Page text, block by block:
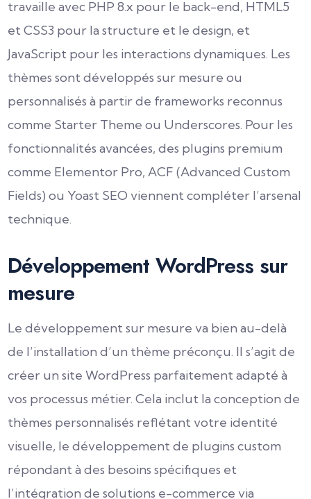
travaille avec PHP 8.x pour le back-end, HTML5
et CSS3 pour la structure et le design, et
JavaScript pour les interactions dynamiques. Les
thèmes sont développés sur mesure ou
personnalisés à partir de frameworks reconnus
comme Starter Theme ou Underscores. Pour les
fonctionnalités avancées, des plugins premium
comme Elementor Pro, ACF (Advanced Custom
Fields) ou Yoast SEO viennent compléter l’arsenal
technique.
Développement WordPress sur
mesure
Le développement sur mesure va bien au-delà
de l’installation d’un thème préconçu. Il s’agit de
créer un site WordPress parfaitement adapté à
vos processus métier. Cela inclut la conception de
thèmes personnalisés reflétant votre identité
visuelle, le développement de plugins custom
répondant à des besoins spécifiques et
l’intégration de solutions e-commerce via